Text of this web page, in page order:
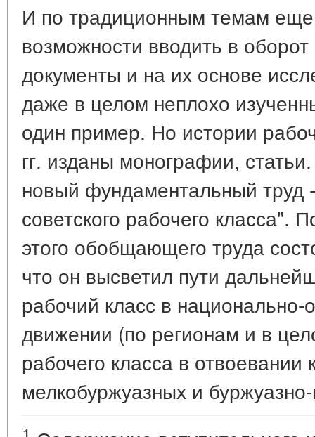
И по традиционным темам
возможности вводить в
документы и на их основе
даже в целом неплохо
один пример. Но истории
гг. изданы монографии,
новый фундаментальный труд
советского рабочего класса".
этого обобщающего труда
что он высветил пути
рабочий класс в национально-
движении (по регионам и в
рабочего класса в отвоевании
мелкобуржуазных и